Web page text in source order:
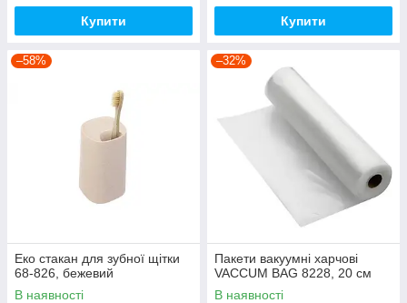
Купити Купити
–58%
Еко стакан для зубної щітки
68-826, бежевий
В наявності
–32%
Пакети вакуумні харчові
VACCUM BAG 8228, 20 см
В наявності